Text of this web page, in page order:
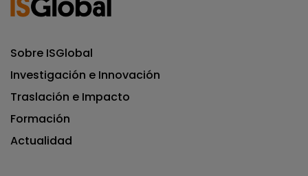
Sobre ISGlobal
Investigación e Innovación
Traslación e Impacto
Formación
Actualidad